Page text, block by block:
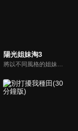
陽光姐妹淘3
將以不同風格的姐妹淘之旅，展現原生態小眾島嶼風貌，呈現時尚微度假；主持人沈凌繼續化身暖心管家，為明星嘉賓陳妍希、楊千嬅、張雨綺、景甜、周筆暢、吳宣儀貼心護航，共同度過24小時的甜蜜時光。